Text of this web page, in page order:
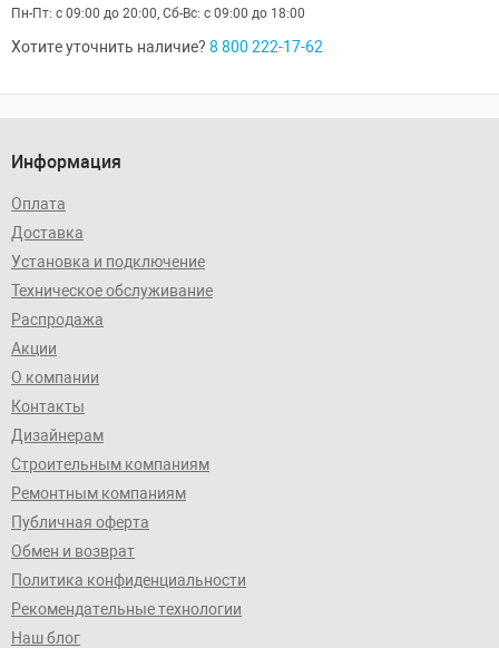
Пн-Пт: с 09:00 до 20:00, Сб-Вс: с 09:00 до 18:00
Хотите уточнить наличие? 8 800 222-17-62
Информация
Оплата
Доставка
Установка и подключение
Техническое обслуживание
Распродажа
Акции
О компании
Контакты
Дизайнерам
Строительным компаниям
Ремонтным компаниям
Публичная оферта
Обмен и возврат
Политика конфиденциальности
Рекомендательные технологии
Наш блог